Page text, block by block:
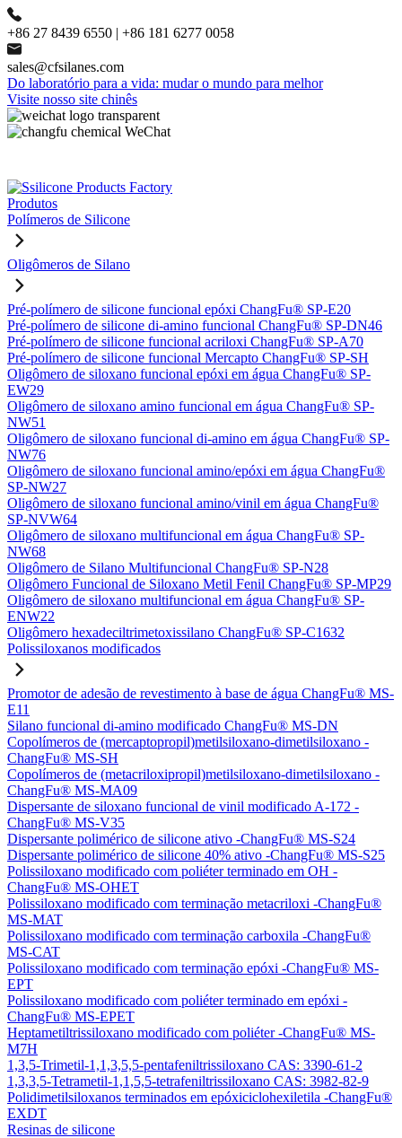
+86 27 8439 6550 | +86 181 6277 0058
sales@cfsilanes.com
Do laboratório para a vida: mudar o mundo para melhor
Visite nosso site chinês
Produtos
Polímeros de Silicone
Oligômeros de Silano
Pré-polímero de silicone funcional epóxi ChangFu® SP-E20
Pré-polímero de silicone di-amino funcional ChangFu® SP-DN46
Pré-polímero de silicone funcional acriloxi ChangFu® SP-A70
Pré-polímero de silicone funcional Mercapto ChangFu® SP-SH
Oligômero de siloxano funcional epóxi em água ChangFu® SP-
EW29
Oligômero de siloxano amino funcional em água ChangFu® SP-
NW51
Oligômero de siloxano funcional di-amino em água ChangFu® SP-
NW76
Oligômero de siloxano funcional amino/epóxi em água ChangFu®
SP-NW27
Oligômero de siloxano funcional amino/vinil em água ChangFu®
SP-NVW64
Oligômero de siloxano multifuncional em água ChangFu® SP-
NW68
Oligômero de Silano Multifuncional ChangFu® SP-N28
Oligômero Funcional de Siloxano Metil Fenil ChangFu® SP-MP29
Oligômero de siloxano multifuncional em água ChangFu® SP-
ENW22
Oligômero hexadeciltrimetoxissilano ChangFu® SP-C1632
Polissiloxanos modificados
Promotor de adesão de revestimento à base de água ChangFu® MS-
E11
Silano funcional di-amino modificado ChangFu® MS-DN
Copolímeros de (mercaptopropil)metilsiloxano-dimetilsiloxano -
ChangFu® MS-SH
Copolímeros de (metacriloxipropil)metilsiloxano-dimetilsiloxano -
ChangFu® MS-MA09
Dispersante de siloxano funcional de vinil modificado A-172 -
ChangFu® MS-V35
Dispersante polimérico de silicone ativo -ChangFu® MS-S24
Dispersante polimérico de silicone 40% ativo -ChangFu® MS-S25
Polissiloxano modificado com poliéter terminado em OH -
ChangFu® MS-OHET
Polissiloxano modificado com terminação metacriloxi -ChangFu®
MS-MAT
Polissiloxano modificado com terminação carboxila -ChangFu®
MS-CAT
Polissiloxano modificado com terminação epóxi -ChangFu® MS-
EPT
Polissiloxano modificado com poliéter terminado em epóxi -
ChangFu® MS-EPET
Heptametiltrissiloxano modificado com poliéter -ChangFu® MS-
M7H
1,3,5-Trimetil-1,1,3,5,5-pentafeniltrissiloxano CAS: 3390-61-2
1,3,3,5-Tetrametil-1,1,5,5-tetrafeniltrissiloxano CAS: 3982-82-9
Polidimetilsiloxanos terminados em epóxiciclohexiletila -ChangFu®
EXDT
Resinas de silicone